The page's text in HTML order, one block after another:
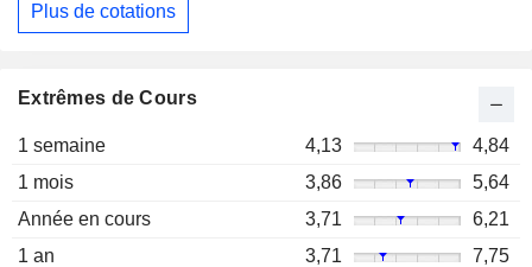
Plus de cotations
Extrêmes de Cours
1 semaine 4,13
4,84
1 mois
3,86
5,64
Année en cours
3,71
6,21
1 an
3,71
7,75